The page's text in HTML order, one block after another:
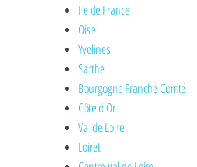
Ile de France
Oise
Yvelines
Sarthe
Bourgogne Franche Comté
Côte d'Or
Val de Loire
Loiret